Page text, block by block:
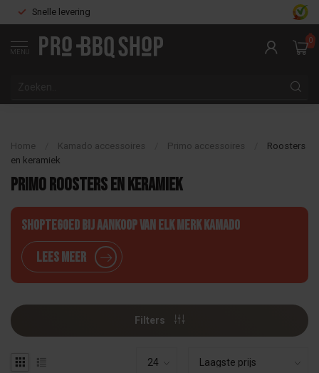
Snelle levering
MENU
0
Home Kamado accessoires Primo accessoires
Roosters
en keramiek
Primo roosters en keramiek
Shoptegoed bij aankoop van elk merk Kamado
Lees meer
Filters